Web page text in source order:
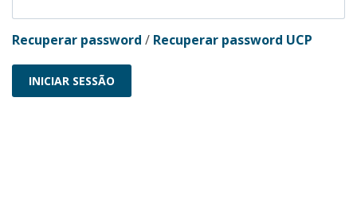
Recuperar password / Recuperar password UCP
INICIAR SESSÃO